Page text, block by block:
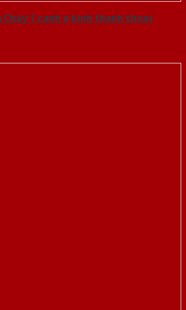
Cháy 1 canh o kinh thanh thoat